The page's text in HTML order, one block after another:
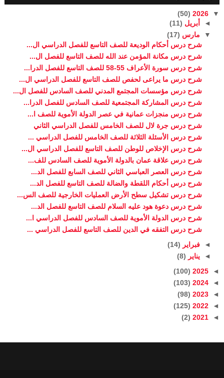
▼
2026
(50)
◄
أبريل (11)
▼ مارس (17)
شرح درس أحكام الوديعة للصف التاسع للفصل الدراسي ال...
شرح درس مكانة المؤمن عند الله للصف التاسع للفصل ال...
شرح درس سورة الأعراف 55-58 للصف التاسع للفصل الدرا...
شرح درس ما يراعى لحفص للصف التاسع للفصل الدراسي ال...
شرح درس مؤسسات المجتمع المدني للصف السادس للفصل ال...
شرح درس المشاركة المجتمعية للصف السادس للفصل الدرا...
شرح درس منجزات عمانية في عصر الدولة الأموية للصف ا...
شرح درس جرة لال للصف الخامس للفصل الدراسي الثاني
شرح درس الأسئلة الثلاثة للصف الخامس للفصل الدراسي ...
شرح درس الإخلاص للوطن للصف التاسع للفصل الدراسي ال...
شرح درس علاقة عمان بالدولة الأموية للصف السادس للف...
شرح درس العصر العباسي الثاني للصف السابع للفصل الد...
شرح درس أحكام اللقطة والضالة للصف التاسع للفصل الد...
شرح درس تشكيل سطح الأرض العمليات الخارجية للصف الس...
شرح درس دعوة هود عليه السلام للصف التاسع للفصل الد...
شرح درس الدولة الأموية للصف السادس للفصل الدراسي ا...
شرح درس التفقه في الدين للصف التاسع للفصل الدراسي ...
◄ فبراير (14)
◄ يناير (8)
◄
2025
(100)
◄
2024
(103)
◄
2023
(98)
◄
2022
(125)
◄
2021
(2)